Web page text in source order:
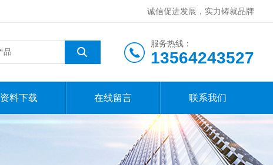
诚信促进发展，实力铸就品牌
服务热线：
13564243527
资料下载 在线留言 联系我们